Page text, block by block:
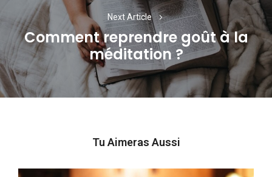
Next Article
Next
post:
Comment reprendre goût à la
méditation ?
Tu Aimeras Aussi